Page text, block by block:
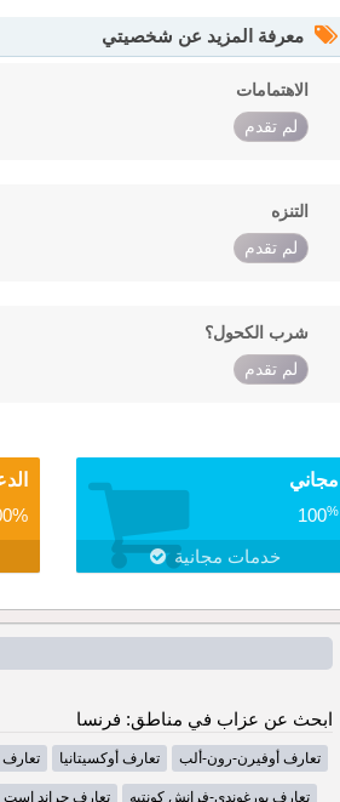
معرفة المزيد عن شخصيتي
الاهتمامات
لم تقدم
التنزه
لم تقدم
شرب الكحول؟
لم تقدم
مجاني
100%
خدمات مجانية
100%
ابحث عن عزاب في مناطق: فرنسا
تعارف أوفيرن-رون-ألب تعارف أوكسيتانيا تعارف
تعارف بورغوندي-فرانش كونتيه تعارف جراند إست